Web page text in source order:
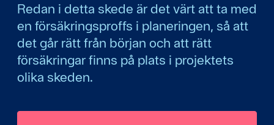
Redan i detta skede är det värt att ta med
en försäkringsproffs i planeringen, så att
det går rätt från början och att rätt
försäkringar finns på plats i projektets
olika skeden.